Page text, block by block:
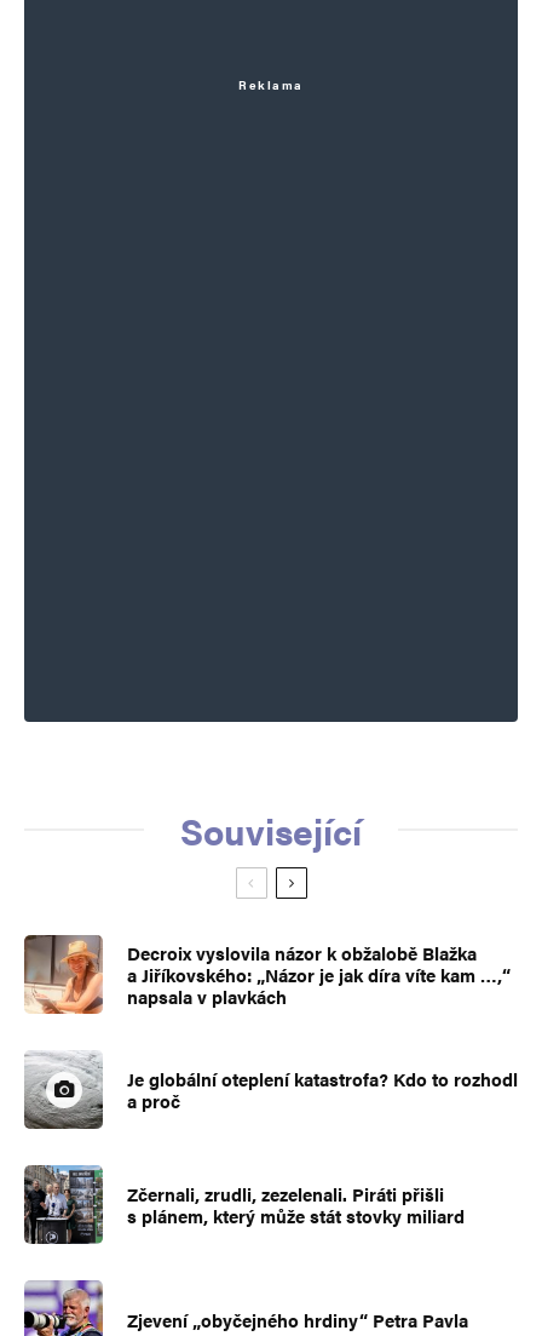
Reklama
Související
Decroix vyslovila názor k obžalobě Blažka
a Jiříkovského: „Názor je jak díra víte kam …,“
napsala v plavkách
Je globální oteplení katastrofa? Kdo to rozhodl
a proč
Zčernali, zrudli, zezelenali. Piráti přišli
s plánem, který může stát stovky miliard
Zjevení „obyčejného hrdiny“ Petra Pavla